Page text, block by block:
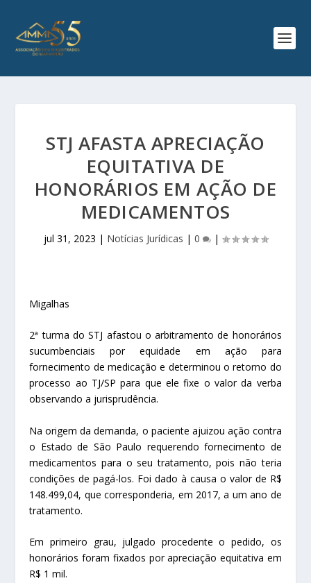
STJ AFASTA APRECIAÇÃO
EQUITATIVA DE
HONORÁRIOS EM AÇÃO DE
MEDICAMENTOS
jul 31, 2023 | Notícias Jurídicas | 0 |
Migalhas
2ª turma do STJ afastou o arbitramento de honorários
sucumbenciais por equidade em ação para
fornecimento de medicação e determinou o retorno do
processo ao TJ/SP para que ele fixe o valor da verba
observando a jurisprudência.
Na origem da demanda, o paciente ajuizou ação contra
o Estado de São Paulo requerendo fornecimento de
medicamentos para o seu tratamento, pois não teria
condições de pagá-los. Foi dado à causa o valor de R$
148.499,04, que corresponderia, em 2017, a um ano de
tratamento.
Em primeiro grau, julgado procedente o pedido, os
honorários foram fixados por apreciação equitativa em
R$ 1 mil.